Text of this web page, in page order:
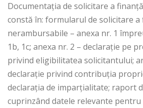
Documentația de solicitare a
constă în: formularul de solicitare
nerambursabile – anexa nr. 1
1b, 1c; anexa nr. 2 – declarație pe
privind eligibilitatea solicitantului;
declarație privind contribuția
declarația de imparțialitate; raport
cuprinzând datele relevante